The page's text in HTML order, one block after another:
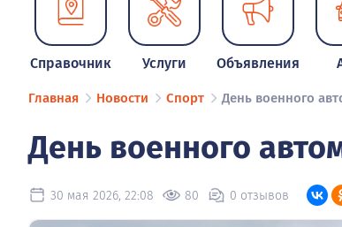
Справочник Услуги Объявления
Главная Новости Спорт День военного
День военного
30 мая 2026, 22:08 80 0 отзывов